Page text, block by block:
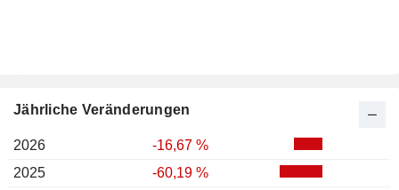
Jährliche Veränderungen
2026
-16,67 %
2025
-60,19 %